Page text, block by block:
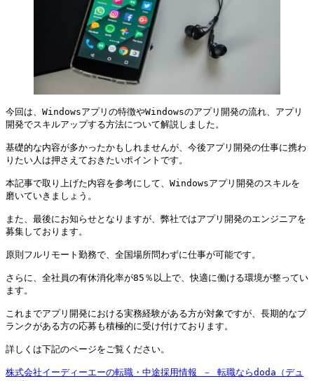
今回は、Windowsアプリの特徴やWindowsのアプリ開発の流れ、アプリ
開発でスキルアップする方法について解説しました。
基礎的な内容が多かったかもしれませんが、今後アプリ開発の仕事に携わ
りたい人は押さえておきたいポイントです。
本記事で取り上げた内容を参考にして、Windowsアプリ開発のスキルを
磨いていきましょう。
また、最後にお知らせとなりますが、弊社ではアプリ開発のエンジニアを
募集しております。
原則フルリモート勤務で、全国場所問わずに仕事が可能です。
さらに、全社員の有休消化率が85％以上で、快適に働ける環境が整ってい
ます。
これまでアプリ開発における実務経験がある方が対象ですが、長期的なブ
ランクがある方の応募も積極的に受け付けております。
詳しくは下記のページをご覧ください。
株式会社イーディーエーの転職・中途採用情報 － 転職ならdoda（デュ